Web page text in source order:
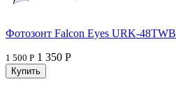
Фотозонт Falcon Eyes URK-48TWB
1 500 Р 1 350 Р